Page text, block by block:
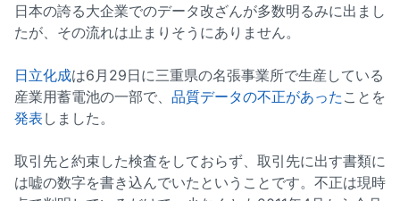
日本の誇る大企業でのデータ改ざんが多数明るみに出まし
たが、その流れは止まりそうにありません。
日立化成は6月29日に三重県の名張事業所で生産している
産業用蓄電池の一部で、 品質データの不正があった ことを
発表 しました。
取引先と約束した検査をしておらず、取引先に出す書類に
は嘘の数字を書き込んでいたということです。不正は現時